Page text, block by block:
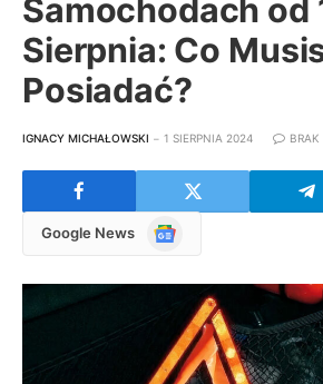
Samochodach od
Sierpnia: Co
Posiadać?
IGNACY MICHAŁOWSKI 1 SIERPNIA 2024 BRAK
Google News
Google